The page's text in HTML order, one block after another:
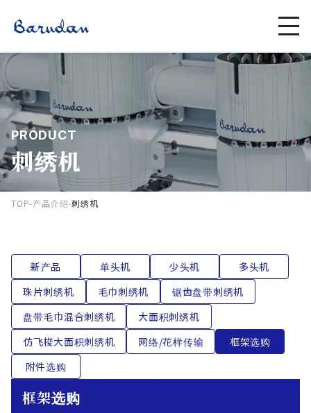
PRODUCT
刺绣机
TOP-产品介绍-刺绣机
新产品 单头机 少头机
多头机
珠片刺绣机
毛巾刺绣机
锯齿盘带刺绣机
盘带毛巾混合刺绣机
大面积刺绣机
仿飞梭大面积刺绣机
网络/花样传输
框架选购
附件选购
框架选购